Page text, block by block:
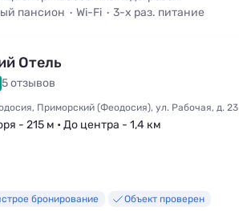
пансион
Wi-Fi
3-х раз. питание
Отель
5 отзывов
Приморский (Феодосия), ул. Рабочая, д. 23
- 215 м • До центра - 1,4 км
бронирование Объект проверен